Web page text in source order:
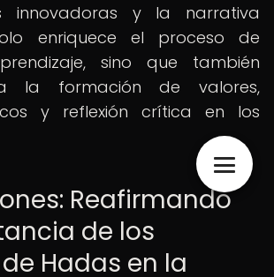
innovadoras y la narrativa
enriquece el proceso de
sino que también
la formación de valores,
y reflexión crítica en los
Reafirmando
de los
Hadas en la